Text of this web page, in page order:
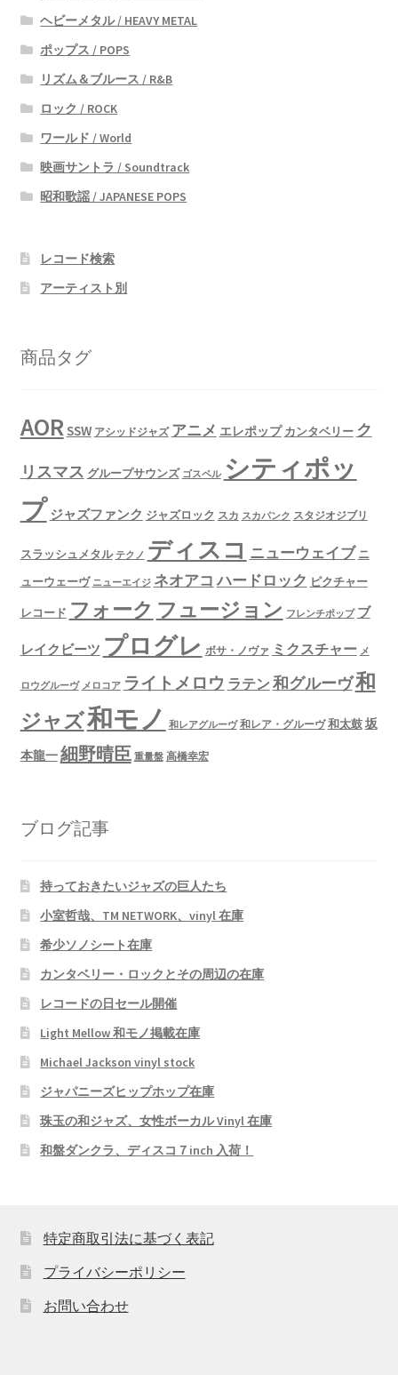
ヘビーメタル / HEAVY METAL
ポップス / POPS
リズム＆ブルース / R&B
ロック / ROCK
ワールド / World
映画サントラ / Soundtrack
昭和歌謡 / JAPANESE POPS
レコード検索
アーティスト別
商品タグ
AORSSW アシッドジャズ アニメ エレポップ カンタベリー ク
リスマス グループサウンズ ゴスペル シティポッ
プ ジャズファンク ジャズロック スカ スカパンク スタジオジブリ
スラッシュメタル テクノ ディスコ ニューウェイブ ニ
ューウェーヴ ニューエイジ ネオアコ ハードロック ピクチャー
レコード フォーク フュージョン フレンチポップ ブ
レイクビーツ プログレ ボサ・ノヴァ ミクスチャー メ
ロウグルーヴ メロコア ライトメロウ ラテン 和グルーヴ和
ジャズ和モノ 和レアグルーヴ 和レア・グルーヴ 和太鼓坂
本龍一細野晴臣 重量盤 高橋幸宏
ブログ記事
持っておきたいジャズの巨人たち
小室哲哉、TM NETWORK、vinyl 在庫
希少ソノシート在庫
カンタベリー・ロックとその周辺の在庫
レコードの日セール開催
Light Mellow 和モノ掲載在庫
Michael Jackson vinyl stock
ジャパニーズヒップホップ在庫
珠玉の和ジャズ、女性ボーカル Vinyl 在庫
和盤ダンクラ、ディスコ７inch 入荷！
特定商取引法に基づく表記
プライバシーポリシー
お問い合わせ